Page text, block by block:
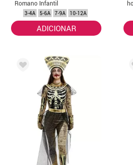
Romano Infantil
com Insígnia
3-4A 5-6A 7-9A 10-12A
ADICIONAR